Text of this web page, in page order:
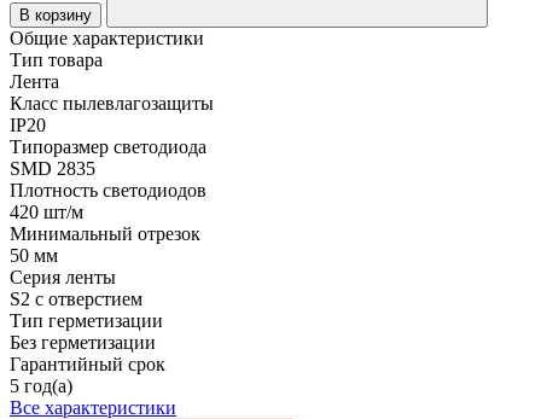
В корзину
Общие характеристики
Тип товара
Лента
Класс пылевлагозащиты
IP20
Типоразмер светодиода
SMD 2835
Плотность светодиодов
420 шт/м
Минимальный отрезок
50 мм
Серия ленты
S2 с отверстием
Тип герметизации
Без герметизации
Гарантийный срок
5 год(а)
Все характеристики